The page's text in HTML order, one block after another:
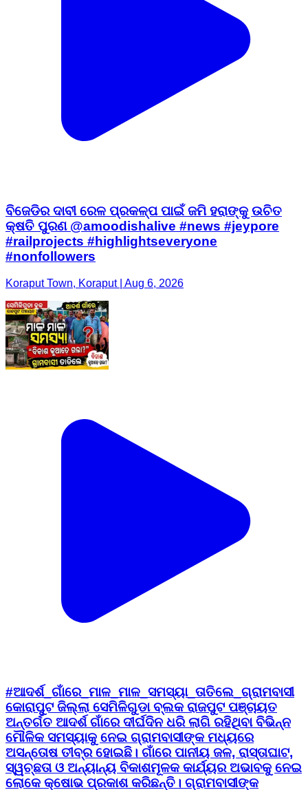
ବିଜେଡିର ଦାବୀ ରେଳ ପ୍ରକଳ୍ପ ପାଇଁ ଜମି ହରାଙ୍କୁ ଉଚିତ
କ୍ଷତି ପୁରଣ @amoodishalive #news #jeypore
#railprojects #highlightseveryone
#nonfollowers
Koraput Town, Koraput | Aug 6, 2026
#ଆଦର୍ଶ_ଗାଁରେ_ମାଳ_ମାଳ_ସମସ୍ୟା_ତାତିଲେ_ଗ୍ରାମବାସୀ
କୋରାପୁଟ ଜିଲ୍ଲା ସେମିଳିଗୁଡା ବ୍ଲକ ରାଜପୁଟ ପଞ୍ଚାୟତ
ଅନ୍ତର୍ଗତ ଆଦର୍ଶ ଗାଁରେ ଦୀର୍ଘଦିନ ଧରି ଲାଗି ରହିଥିବା ବିଭିନ୍ନ
ମୌଳିକ ସମସ୍ୟାକୁ ନେଇ ଗ୍ରାମବାସୀଙ୍କ ମଧ୍ୟରେ
ଅସନ୍ତୋଷ ତୀବ୍ର ହୋଇଛି। ଗାଁରେ ପାନୀୟ ଜଳ, ରାସ୍ତାଘାଟ,
ସ୍ୱଚ୍ଛତା ଓ ଅନ୍ୟାନ୍ୟ ବିକାଶମୂଳକ କାର୍ଯ୍ୟର ଅଭାବକୁ ନେଇ
ଲୋକେ କ୍ଷୋଭ ପ୍ରକାଶ କରିଛନ୍ତି। ଗ୍ରାମବାସୀଙ୍କ